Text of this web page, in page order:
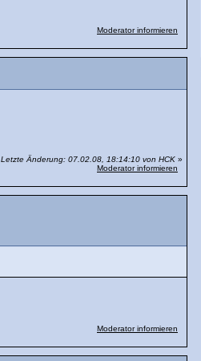
Moderator informieren
Letzte Änderung: 07.02.08, 18:14:10 von HCK »
Moderator informieren
Moderator informieren